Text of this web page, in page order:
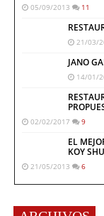
05/09/2013 11
21/03/
JANO
14/01/
02/02/2017 9
EL
KOY
21/05/2013 6